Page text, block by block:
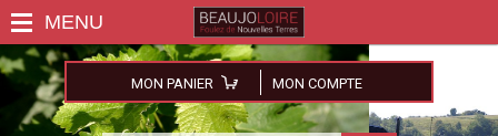
MON PANIER MON COMPTE